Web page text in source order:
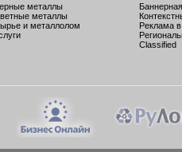
металлы
металлы
и металлолом
Реклама
Classified